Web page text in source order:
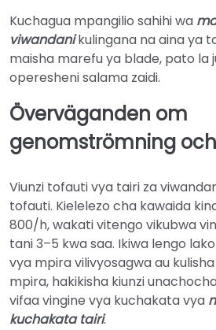
Kuchagua mpangilio sahihi wa
viwandanikulingana na aina ya
maisha marefu ya blade, pato la
operesheni salama zaidi.
Överväganden om
genomströmning
Viunzi tofauti vya tairi za
tofauti. Kielelezo cha kawaida
800/h, wakati vitengo vikubwa
tani 3–5 kwa saa. Ikiwa lengo
vya mpira vilivyosagwa au
mpira, hakikisha kiunzi
vifaa vingine vya kuchakata vya
kuchakata tairi.